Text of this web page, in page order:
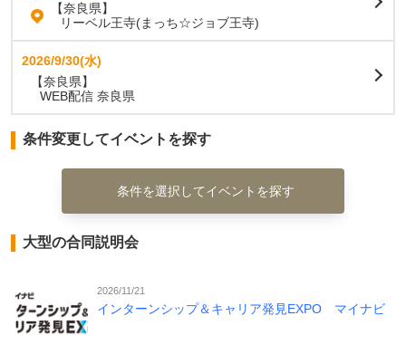
【奈良県】
リーベル王寺(まっち☆ジョブ王寺)
2026/9/30(水)
【奈良県】
WEB配信 奈良県
条件変更してイベントを探す
条件を選択してイベントを探す
大型の合同説明会
2026/11/21
インターンシップ＆キャリア発見EXPO マイナビ